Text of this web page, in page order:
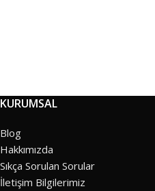
KURUMSAL
Blog
Hakkımızda
Sıkça Sorulan Sorular
İletişim Bilgilerimiz